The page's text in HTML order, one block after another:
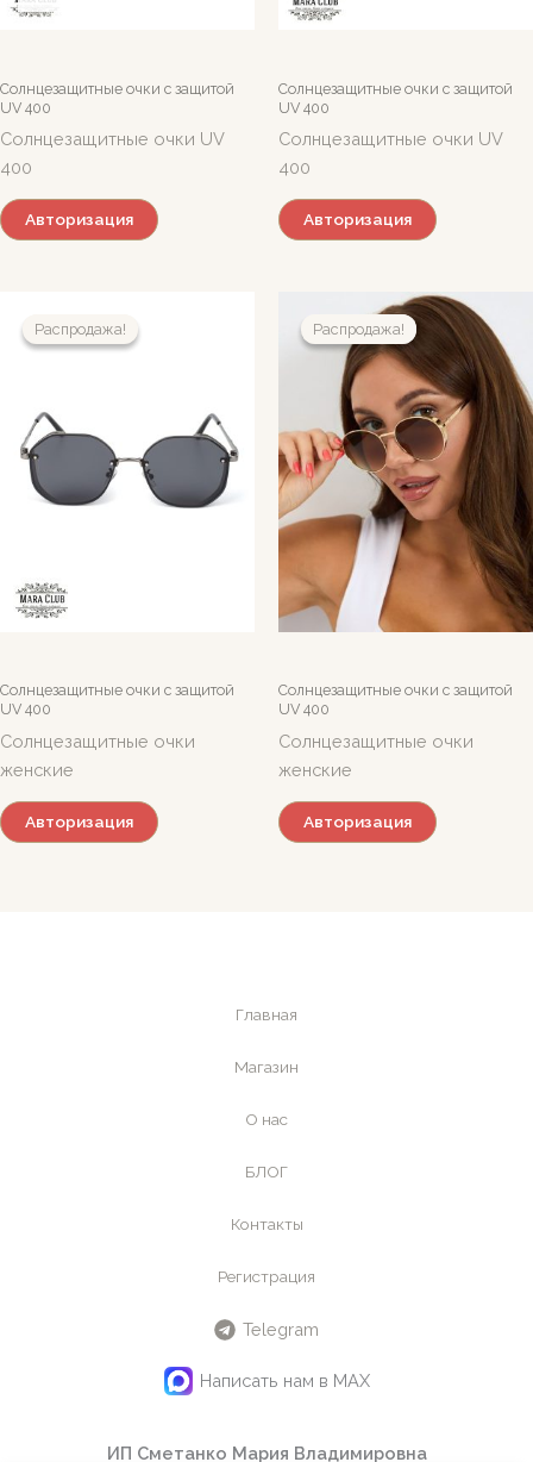
Солнцезащитные очки c защитой
UV 400
Солнцезащитные очки UV
400
Авторизация
Солнцезащитные очки c защитой
UV 400
Солнцезащитные очки UV
400
Авторизация
Распродажа!
Распродажа!
Солнцезащитные очки c защитой
UV 400
Солнцезащитные очки
женские
Авторизация
Распродажа!
Распродажа!
Солнцезащитные очки c защитой
UV 400
Солнцезащитные очки
женские
Авторизация
Главная
Магазин
О нас
БЛОГ
Контакты
Регистрация
Telegram
Написать нам в MAX
ИП Сметанко Мария Владимировна